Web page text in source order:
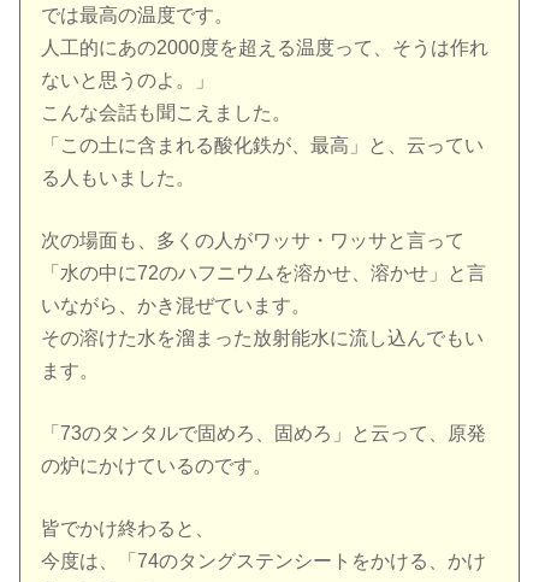
では最高の温度です。
人工的にあの2000度を超える温度って、そうは作れ
ないと思うのよ。」
こんな会話も聞こえました。
「この土に含まれる酸化鉄が、最高」と、云ってい
る人もいました。
次の場面も、多くの人がワッサ・ワッサと言って
「水の中に72のハフニウムを溶かせ、溶かせ」と言
いながら、かき混ぜています。
その溶けた水を溜まった放射能水に流し込んでもい
ます。
「73のタンタルで固めろ、固めろ」と云って、原発
の炉にかけているのです。
皆でかけ終わると、
今度は、「74のタングステンシートをかける、かけ